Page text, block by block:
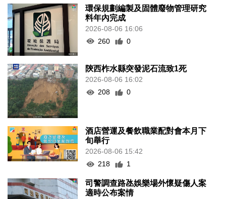
環保規劃編製及固體廢物管理研究
料年內完成
2026-08-06 16:06
260
0
陝西柞水縣突發泥石流致1死
2026-08-06 16:02
208
0
酒店營運及餐飲職業配對會本月下
旬舉行
2026-08-06 15:42
218
1
司警調查路氹娛樂場外懷疑傷人案
適時公布案情